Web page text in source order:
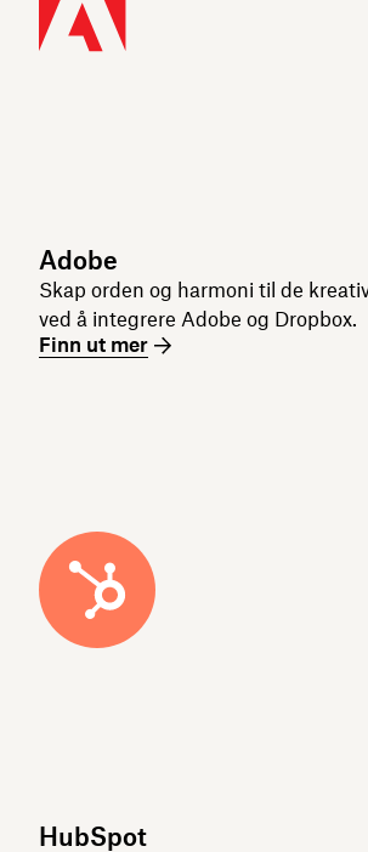
Adobe
Skap orden og harmoni til de
ved å integrere Adobe og Dropbox.
Finn ut mer
HubSpot